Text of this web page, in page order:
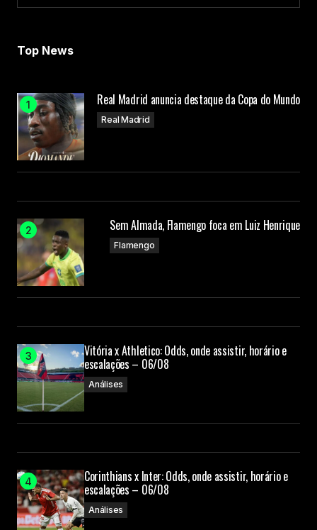
Load More
Top News
Real Madrid anuncia destaque da Copa do Mundo
Real Madrid
Sem Almada, Flamengo foca em Luiz Henrique
Flamengo
Vitória x Athletico: Odds, onde assistir, horário e
escalações – 06/08
Análises
Corinthians x Inter: Odds, onde assistir, horário e
escalações – 06/08
Análises